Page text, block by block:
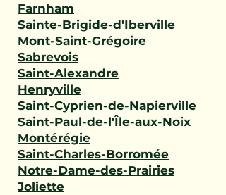
Farnham
Sainte-Brigide-d'Iberville
Mont-Saint-Grégoire
Sabrevois
Saint-Alexandre
Henryville
Saint-Cyprien-de-Napierville
Saint-Paul-de-l'Île-aux-Noix
Montérégie
Saint-Charles-Borromée
Notre-Dame-des-Prairies
Joliette